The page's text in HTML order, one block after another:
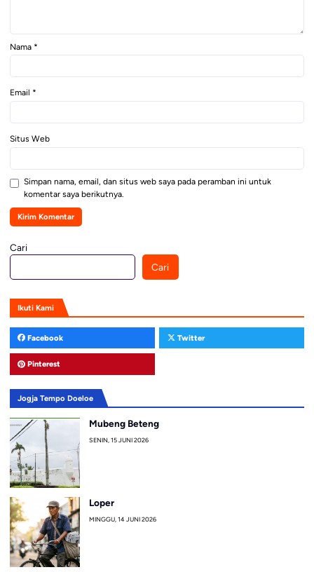
Nama *
Email *
Situs Web
Simpan nama, email, dan situs web saya pada peramban ini untuk
komentar saya berikutnya.
Cari
Cari
Ikuti Kami
Facebook Twitter
Pinterest
Jogja Tempo Doeloe
Mubeng Beteng
SENIN, 15 JUNI 2026
Loper
MINGGU, 14 JUNI 2026